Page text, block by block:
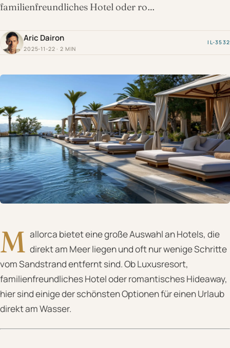
familienfreundliches Hotel oder ro…
Aric Dairon
2025-11-22 · 2 MIN
IL-3532
M allorca bietet eine große Auswahl an Hotels, die
direkt am Meer liegen und oft nur wenige Schritte
vom Sandstrand entfernt sind. Ob Luxusresort,
familienfreundliches Hotel oder romantisches Hideaway,
hier sind einige der schönsten Optionen für einen Urlaub
direkt am Wasser.